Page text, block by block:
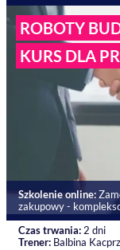
ROBOTY
KURS DLA
Szkolenie online:
zakupowy -
Czas trwania:2 dni
Trener: Balbina